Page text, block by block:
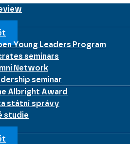
Young Leaders Program
seminars
Network
seminar
Albright Award
státní správy
studie